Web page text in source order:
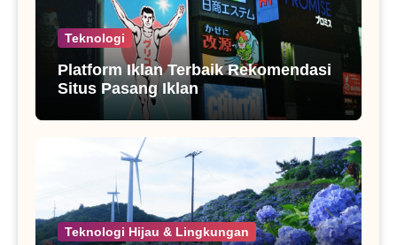
Teknologi
Platform Iklan Terbaik Rekomendasi
Situs Pasang Iklan
Teknologi Hijau & Lingkungan